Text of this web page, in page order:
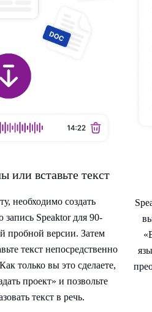
или вставьте текст
необходимо создать
Speaktor для 90-
пробной версии. Затем
текст непосредственно
только вы это сделаете,
проект» и позвольте
текст в речь.